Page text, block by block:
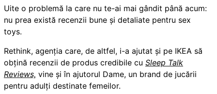
Uite o problemă la care nu te-ai mai gândit până acum:
nu prea există recenzii bune și detaliate pentru sex
toys.
Rethink, agenția care, de altfel, i-a ajutat și pe IKEA să
obțină recenzii de produs credibile cu Sleep Talk
Reviews, vine și în ajutorul Dame, un brand de jucării
pentru adulți destinate femeilor.